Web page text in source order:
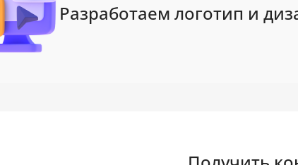
Разработаем логотип и